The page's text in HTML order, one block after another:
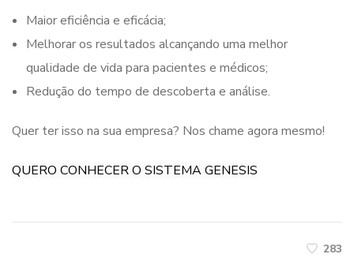
Maior eficiência e eficácia;
Melhorar os resultados alcançando uma melhor
qualidade de vida para pacientes e médicos;
Redução do tempo de descoberta e análise.
Quer ter isso na sua empresa? Nos chame agora mesmo!
QUERO CONHECER O SISTEMA GENESIS
283